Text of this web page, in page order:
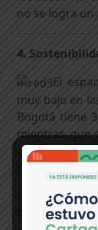
no se logra un
4.
El
muy bajo en
Bogotá tiene
mientras que
un referente
parte del
La
propósito